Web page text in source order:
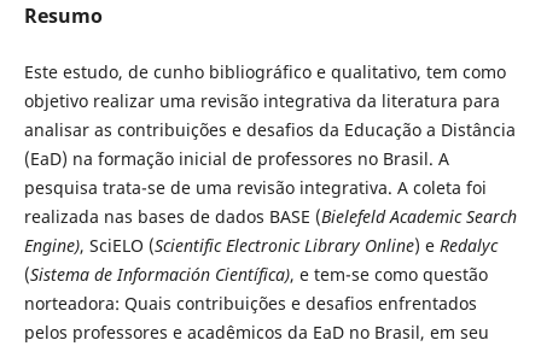
Resumo
Este estudo, de cunho bibliográfico e qualitativo, tem como
objetivo realizar uma revisão integrativa da literatura para
analisar as contribuições e desafios da Educação a Distância
(EaD) na formação inicial de professores no Brasil. A
pesquisa trata-se de uma revisão integrativa. A coleta foi
realizada nas bases de dados BASE (Bielefeld Academic Search
Engine), SciELO (Scientific Electronic Library Online) eRedalyc
(Sistema de Información Científica), e tem-se como questão
norteadora: Quais contribuições e desafios enfrentados
pelos professores e acadêmicos da EaD no Brasil, em seu